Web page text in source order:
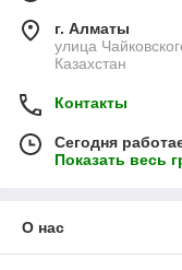
г. Алматы
улица
Казахстан
Контакты
Сегодня
Показать весь
О нас